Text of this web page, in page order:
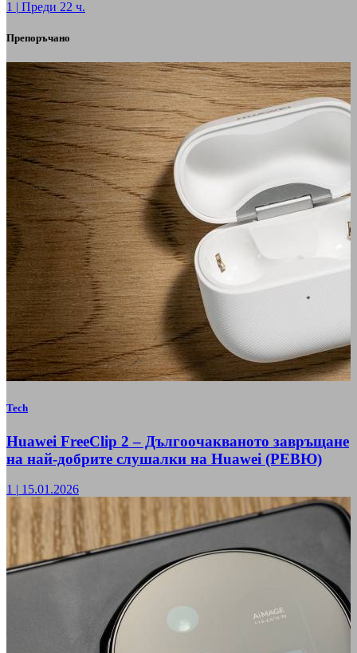
1 | Преди 22 ч.
Препоръчано
Tech
Huawei FreeClip 2 – Дългоочакваното завръщане
на най-добрите слушалки на Huawei (РЕВЮ)
1 | 15.01.2026